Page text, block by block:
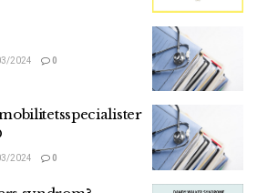
2024 0
2024 0